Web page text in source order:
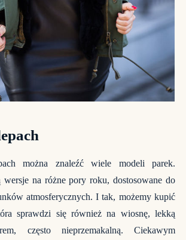
można znaleźć wiele modeli parek.
wersje na różne pory roku, dostosowane do
atmosferycznych. I tak, możemy kupić
sprawdzi się również na wiosnę, lekką
często nieprzemakalną. Ciekawym